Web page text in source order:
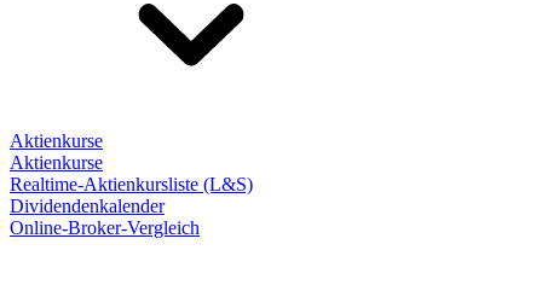
Aktienkurse
Aktienkurse
Realtime-Aktienkursliste (L&S)
Dividendenkalender
Online-Broker-Vergleich